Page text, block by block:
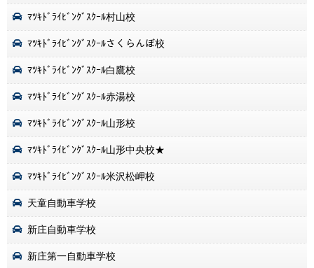
ﾏﾂｷﾄﾞﾗｲﾋﾞﾝｸﾞｽｸｰﾙ村山校
ﾏﾂｷﾄﾞﾗｲﾋﾞﾝｸﾞｽｸｰﾙさくらんぼ校
ﾏﾂｷﾄﾞﾗｲﾋﾞﾝｸﾞｽｸｰﾙ白鷹校
ﾏﾂｷﾄﾞﾗｲﾋﾞﾝｸﾞｽｸｰﾙ赤湯校
ﾏﾂｷﾄﾞﾗｲﾋﾞﾝｸﾞｽｸｰﾙ山形校
ﾏﾂｷﾄﾞﾗｲﾋﾞﾝｸﾞｽｸｰﾙ山形中央校★
ﾏﾂｷﾄﾞﾗｲﾋﾞﾝｸﾞｽｸｰﾙ米沢松岬校
天童自動車学校
新庄自動車学校
新庄第一自動車学校